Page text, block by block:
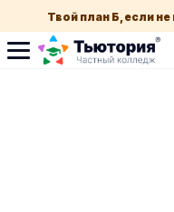
Твой план Б, если